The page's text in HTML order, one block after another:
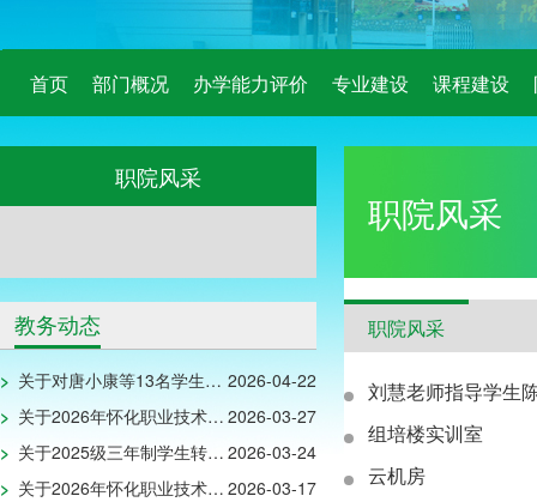
首页 部门概况 办学能力评价 专业建设 课程建设
职院风采
教务动态
2026-04-22
> ​关于对唐小康等13名学生拟作自动退学处理的公告
2026-03-27
> 关于2026年怀化职业技术学院专升本考试省外脱贫家庭考生资格审核结果的公示
2026-03-24
> 关于2025级三年制学生转专业名单的公示
2026-03-17
> 关于2026年怀化职业技术学院湖南省2026年普通高校专升本招生考试残疾考生合理便利申请资格结果的公示
职院风采
职院风采
刘慧老师指导学生
组培楼实训室
云机房